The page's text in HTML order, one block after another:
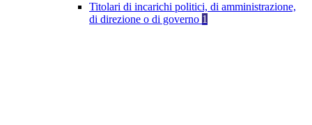
Titolari di incarichi politici, di amministrazione,
di direzione o di governo 1